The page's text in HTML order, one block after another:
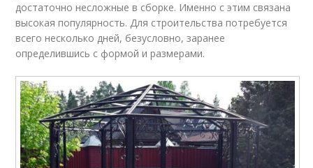
достаточно несложные в сборке. Именно с этим связана
высокая популярность. Для строительства потребуется
всего несколько дней, безусловно, заранее
определившись с формой и размерами.